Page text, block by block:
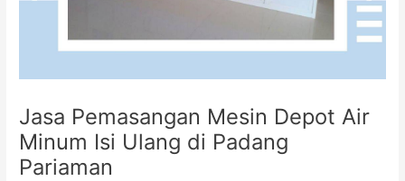
Jasa Pemasangan Mesin Depot Air
Minum Isi Ulang di Padang
Pariaman